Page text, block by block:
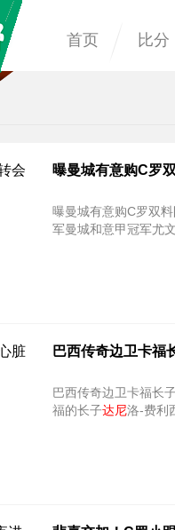
首页 比分
曝曼城有意购C罗
曝曼城有意购C罗双
军曼城和意甲冠军尤
巴西传奇边卫卡福
巴西传奇边卫卡福长
福的长子达尼洛-费利